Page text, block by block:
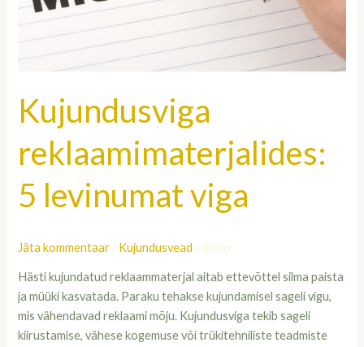
Kujundusviga
reklaamimaterjalides:
5 levinumat viga
Jäta kommentaar / Kujundusvead / demo
Hästi kujundatud reklaammaterjal aitab ettevõttel silma paista
ja müüki kasvatada. Paraku tehakse kujundamisel sageli vigu,
mis vähendavad reklaami mõju. Kujundusviga tekib sageli
kiirustamise, vähese kogemuse või trükitehniliste teadmiste